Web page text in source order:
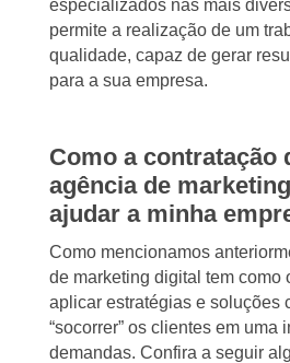
especializados nas mais
permite a realização de um
qualidade, capaz de gerar
para a sua empresa.
Como a contratação
agência de
ajudar a minha
Como mencionamos
de marketing digital tem como
aplicar estratégias e soluções
“socorrer” os clientes em uma
demandas. Confira a seguir